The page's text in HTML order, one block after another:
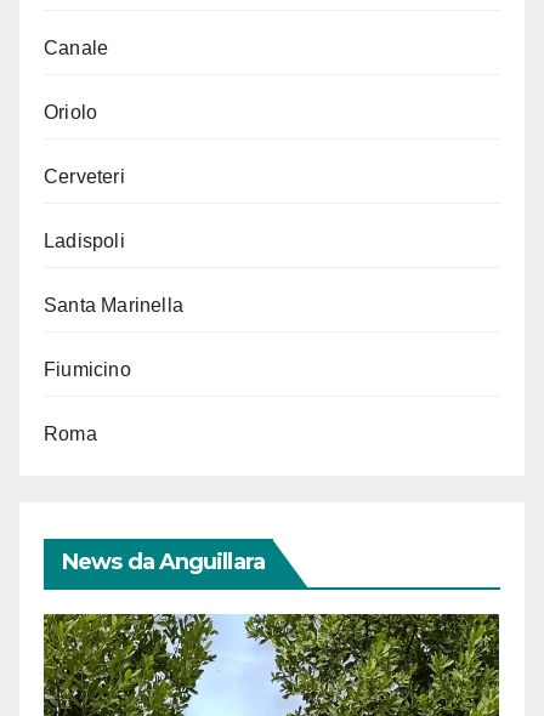
Canale
Oriolo
Cerveteri
Ladispoli
Santa Marinella
Fiumicino
Roma
News da Anguillara